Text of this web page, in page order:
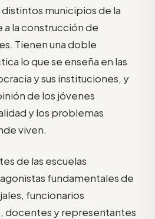
municipios de la
la construcción de
Tienen una doble
lo que se enseña en las
y sus instituciones, y
de los jóvenes
y los problemas
viven.
de las escuelas
fundamentales de
funcionarios
docentes y representantes